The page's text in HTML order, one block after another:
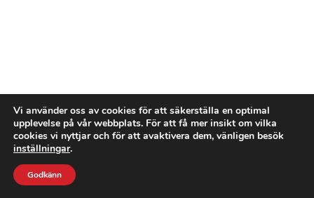
Vi använder oss av cookies för att säkerställa en optimal
upplevelse på vår webbplats. För att få mer insikt om vilka
cookies vi nyttjar och för att avaktivera dem, vänligen besök
inställningar.
Godkänn